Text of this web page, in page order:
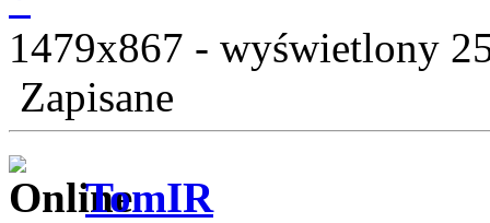
1479x867 - wyświetlony
Zapisane
TomIR